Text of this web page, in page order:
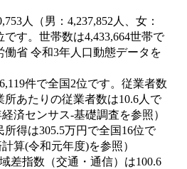
人（男：4,237,852人、女：
です。世帯数は4,433,664世帯で
省 令和3年人口動態データを
件で全国2位です。従業者数
所あたりの従業者数は10.6人で
済センサス‐基礎調査を参照）
得は305.5万円で全国16位で
算(令和元年度)を参照）
差指数（交通・通信）は100.6